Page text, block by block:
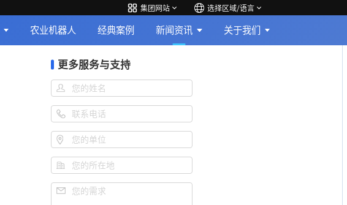
集团网站 选择区域/语言
农业机器人 经典案例 新闻资讯 关于我们
更多服务与支持
您的姓名
联系电话
您的单位
您的所在地
您的需求